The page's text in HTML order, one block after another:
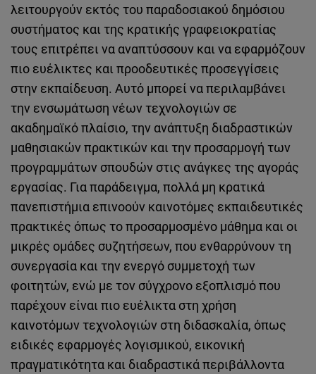
λειτουργούν εκτός του παραδοσιακού δημόσιου
συστήματος και της κρατικής γραφειοκρατίας
τους επιτρέπει να αναπτύσσουν και να εφαρμόζουν
πιο ευέλικτες και προοδευτικές προσεγγίσεις
στην εκπαίδευση. Αυτό μπορεί να περιλαμβάνει
την ενσωμάτωση νέων τεχνολογιών σε
ακαδημαϊκό πλαίσιο, την ανάπτυξη διαδραστικών
μαθησιακών πρακτικών και την προσαρμογή των
προγραμμάτων σπουδών στις ανάγκες της αγοράς
εργασίας. Για παράδειγμα, πολλά μη κρατικά
πανεπιστήμια επινοούν καινοτόμες εκπαιδευτικές
πρακτικές όπως το προσαρμοσμένο μάθημα και οι
μικρές ομάδες συζητήσεων, που ενθαρρύνουν τη
συνεργασία και την ενεργό συμμετοχή των
φοιτητών, ενώ με τον σύγχρονο εξοπλισμό που
παρέχουν είναι πιο ευέλικτα στη χρήση
καινοτόμων τεχνολογιών στη διδασκαλία, όπως
ειδικές εφαρμογές λογισμικού, εικονική
πραγματικότητα και διαδραστικά περιβάλλοντα